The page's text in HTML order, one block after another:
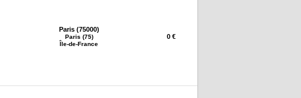
Paris (75000)
Paris (75)
Île-de-France
0 €